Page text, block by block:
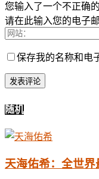
您输入了一个不正确
请在此输入您的电子
保存我的名称和电
随机
天海佑希：全世界